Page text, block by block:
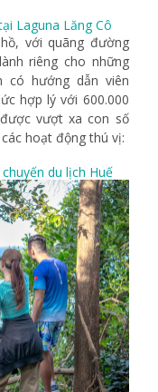
Laguna Lăng Cô
với quãng đường
riêng cho những
có hướng dẫn viên
hợp lý với 600.000
vượt xa con số
hoạt động thú vị:
du lịch Huế